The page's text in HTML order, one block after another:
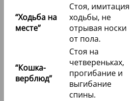
“Ходьба на
месте”
Стоя, имитация
ходьбы, не
отрывая носки
от пола.
“Кошка-
верблюд”
Стоя на
четвереньках,
прогибание и
выгибание
спины.